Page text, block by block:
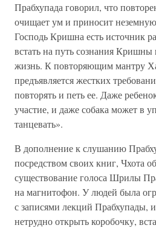
Прабхупада говорил, что
очищает ум и приносит неземную
Господь Кришна есть источник
встать на путь сознания Кришны
жизнь. К повторяющим мантру
предъявляется жестких
повторять и петь ее. Даже
участие, и даже собака может в
танцевать».
В дополнение к слушанию
посредством своих книг, Чхота
существование голоса Шрилы
на магнитофон. У людей была
с записями лекций Прабхупады,
нетрудно открыть коробочку,